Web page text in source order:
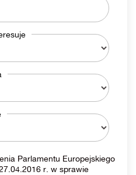
Parlamentu Europejskiego
r. w sprawie